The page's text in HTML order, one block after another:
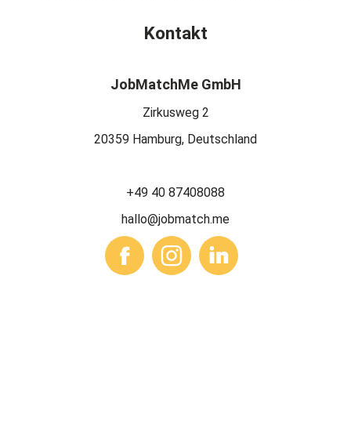
Kontakt
JobMatchMe GmbH
Zirkusweg 2
20359 Hamburg, Deutschland
+49 40 87408088
hallo@jobmatch.me